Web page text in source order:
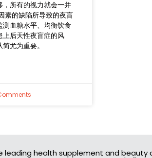
所有的视力就会一并
素的缺陷所导致的夜盲
血糖水平、均衡饮食
后天性夜盲症的风
尤为重要。
leading health supplement and